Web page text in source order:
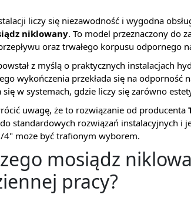
liczy się niezawodność i wygodna
niklowany. To model przeznaczony do
oraz trwałego korpusu odpornego
z myślą o praktycznych instalacjach
wykończenia przekłada się na
się w systemach, gdzie liczy się zarówno
uwagę, że to rozwiązanie od producenta
standardowych rozwiązań instalacyjnych i
4" może być trafionym wyborem.
mosiądz
pracy?